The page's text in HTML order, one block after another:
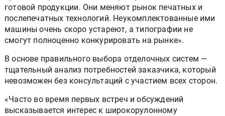
готовой продукции. Они меняют рынок печатных и
послепечатных технологий. Неукомплектованные ими
машины очень скоро устареют, а типографии не
смогут полноценно конкурировать на рынке».
В основе правильного выбора отделочных систем —
тщательный анализ потребностей заказчика, который
невозможен без консультаций с участием всех сторон.
«Часто во время первых встреч и обсуждений
высказывается интерес к широкорулонному